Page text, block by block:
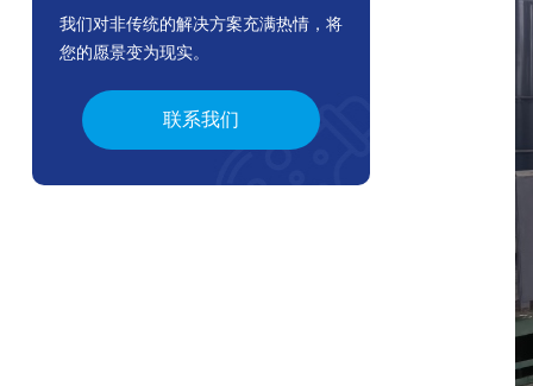
我们对非传统的解决方案充满热情，将
您的愿景变为现实。
联系我们